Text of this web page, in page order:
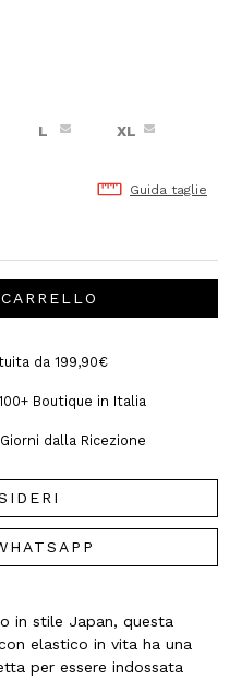
L XL
Guida taglie
da 199,90€
Boutique in Italia
dalla Ricezione
in stile Japan, questa
elastico in vita ha una
per essere indossata